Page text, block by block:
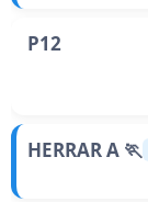
P12
HERRAR A 🏃